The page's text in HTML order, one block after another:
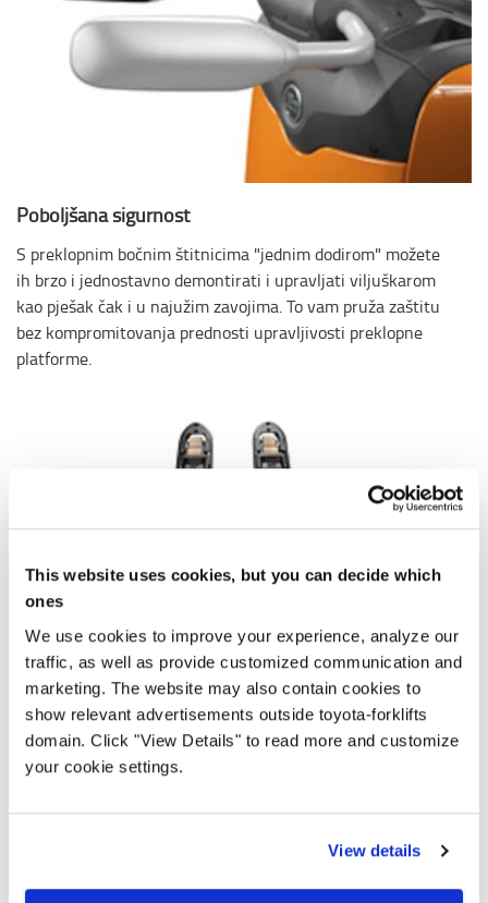
This website uses cookies, but you can decide which
ones
We use cookies to improve your experience, analyze our
traffic, as well as provide customized communication and
marketing. The website may also contain cookies to
show relevant advertisements outside toyota-forklifts
domain. Click "View Details" to read more and customize
your cookie settings.
View details
Poboljšana sigurnost
S preklopnim bočnim štitnicima "jednim dodirom" možete
ih brzo i jednostavno demontirati i upravljati viljuškarom
kao pješak čak i u najužim zavojima. To vam pruža zaštitu
bez kompromitovanja prednosti upravljivosti preklopne
platforme.
u cijelosti kako biste osigurali sigurno i nesmetano
rukovanje materijalom.